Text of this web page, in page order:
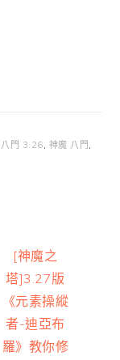
八門 3.26, 神魔 八門 ,
Next
Post:
[神魔之
塔]3.27版
《元素操縱
者-迪亞布
羅》教你修